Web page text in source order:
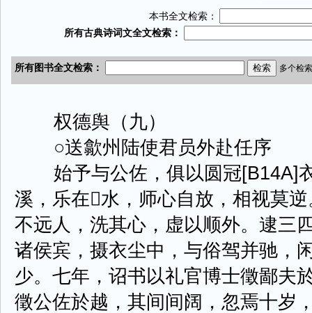
本书全文检索：
权德舆（九）
○送歙州陆使君员外赴任序
始予与公佐，俱以圆冠[B14A]
溪，乐在水，师心自放，相视莫
不远人，洗其心，虚以顺外。逮三
诸侯宾，摄衣尘中，与俗驾并驰，
少。七年，诏书以礼官博士徵鄙夫
徵公佐於越，其间间阔，忽焉十岁